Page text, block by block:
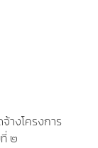
างโครงการ
๒